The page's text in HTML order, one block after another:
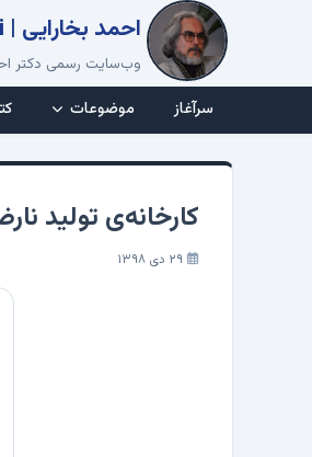
احمد بخارایی | Ahmad Bokharaei
وب‌سایت رسمی دکتر
سرآغاز موضوعات
کارخانه‌ی تولید
۲۹ دی ۱۳۹۸